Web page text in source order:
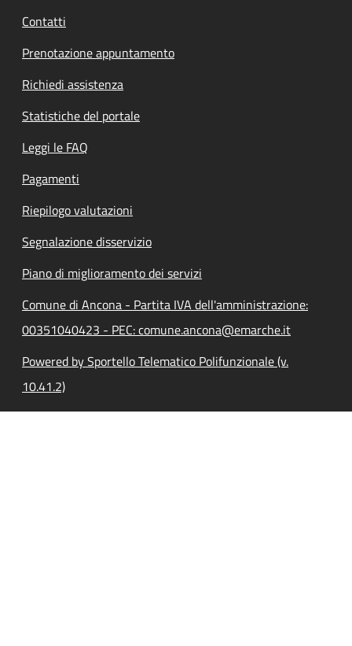
Contatti
Prenotazione appuntamento
Richiedi assistenza
Statistiche del portale
Leggi le FAQ
Pagamenti
Riepilogo valutazioni
Segnalazione disservizio
Piano di miglioramento dei servizi
Comune di Ancona - Partita IVA dell'amministrazione:
00351040423 - PEC: comune.ancona@emarche.it
Powered by Sportello Telematico Polifunzionale (v.
10.41.2)